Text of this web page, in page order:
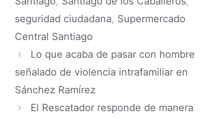
seguridad ciudadana, Supermercado
Central Santiago
Lo que acaba de pasar con hombre
señalado de violencia intrafamiliar en
Sánchez Ramírez
El Rescatador responde de manera